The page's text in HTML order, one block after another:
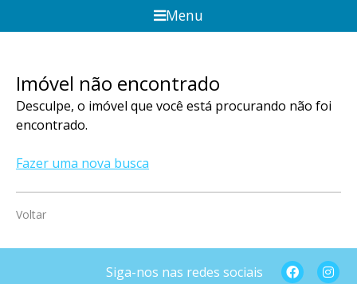
Menu
Imóvel não encontrado
Desculpe, o imóvel que você está procurando não foi
encontrado.
Fazer uma nova busca
Voltar
Siga-nos nas redes sociais